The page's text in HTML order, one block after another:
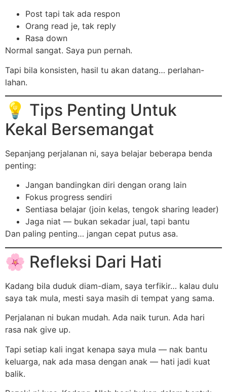
Post tapi tak ada respon
Orang read je, tak reply
Rasa down
Normal sangat. Saya pun pernah.
Tapi bila konsisten, hasil tu akan datang… perlahan-
lahan.
💡 Tips Penting Untuk
Kekal Bersemangat
Sepanjang perjalanan ni, saya belajar beberapa benda
penting:
Jangan bandingkan diri dengan orang lain
Fokus progress sendiri
Sentiasa belajar (join kelas, tengok sharing leader)
Jaga niat — bukan sekadar jual, tapi bantu
Dan paling penting… jangan cepat putus asa.
🌸 Refleksi Dari Hati
Kadang bila duduk diam-diam, saya terfikir… kalau dulu
saya tak mula, mesti saya masih di tempat yang sama.
Perjalanan ni bukan mudah. Ada naik turun. Ada hari
rasa nak give up.
Tapi setiap kali ingat kenapa saya mula — nak bantu
keluarga, nak ada masa dengan anak — hati jadi kuat
balik.